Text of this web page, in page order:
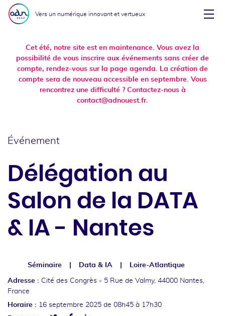
Aller au menu
Aller au contenu
Vers un numérique innovant et vertueux
Cet été, notre site est en maintenance. Vous avez la
possibilité de vous inscrire aux événements sans créer de
compte, rendez-vous sur la page agenda. La création de
compte sera de nouveau accessible en septembre. Vous
rencontrez une difficulté ? Contactez-nous à
contact@adnouest.fr.
Événement
Délégation au
Salon de la DATA
& IA - Nantes
Séminaire Data & IA Loire-Atlantique
Adresse : Cité des Congrès - 5 Rue de Valmy, 44000 Nantes,
France
Horaire : 16 septembre 2025 de 08h45 à 17h30